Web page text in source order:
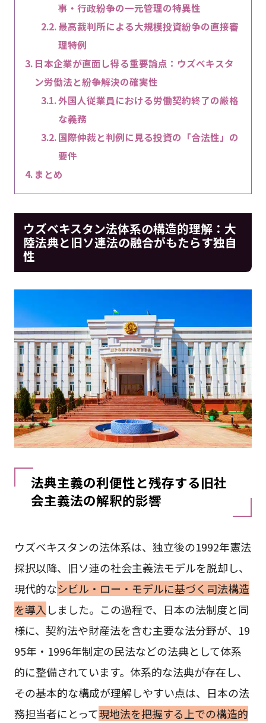
事・行政紛争の一元管理の特異性
最高裁判所による大規模投資紛争の直接審
理特例
日本企業が直面し得る重要論点：ウズベキスタ
ン労働法と紛争解決の確実性
外国人従業員における労働契約終了の厳格
な義務
国際仲裁と判例に見る投資の「合法性」の
要件
まとめ
ウズベキスタン法体系の構造的理解：大
陸法典と旧ソ連法の融合がもたらす独自
性
法典主義の利便性と残存する旧社
会主義法の解釈的影響
ウズベキスタンの法体系は、独立後の1992年憲法
採択以降、旧ソ連の社会主義法モデルを脱却し、
現代的なシビル・ロー・モデルに基づく司法構造
を導入 しました。この過程で、日本の法制度と同
様に、契約法や財産法を含む主要な法分野が、19
95年・1996年制定の民法などの法典として体系
的に整備されています。体系的な法典が存在し、
その基本的な構成が理解しやすい点は、日本の法
務担当者にとって現地法を把握する上での構造的